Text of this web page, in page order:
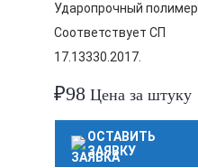
Ударопрочный полимер.
Соответствует СП
17.13330.2017.
₽98 Цена за штуку
ОСТАВИТЬ
ЗАЯВКУ